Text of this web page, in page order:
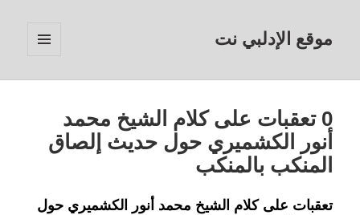
موقع الإدلبي نت
0 تعقبات على كلام الشيخ محمد
أنور الكشميري حول حديث إلصاق
المنكب بالمنكب
تعقبات على كلام الشيخ محمد أنور الكشميري حول